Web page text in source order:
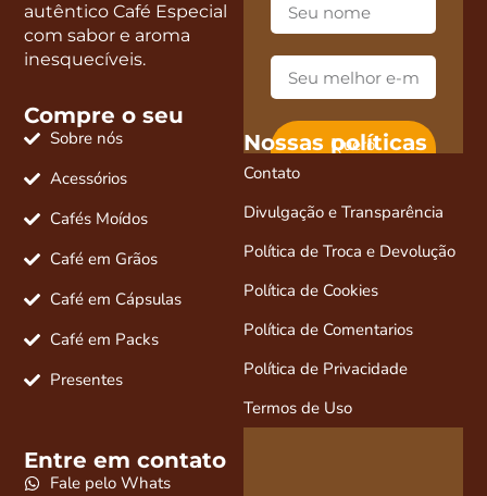
Quero
autêntico Café Especial
com sabor e aroma
inesquecíveis.
Compre o seu
Sobre nós
Acessórios
Cafés Moídos
Café em Grãos
Café em Cápsulas
Café em Packs
Presentes
Nossas políticas
Contato
Divulgação e Transparência
Política de Troca e Devolução
Política de Cookies
Política de Comentarios
Política de Privacidade
Termos de Uso
Entre em contato
Fale pelo Whats